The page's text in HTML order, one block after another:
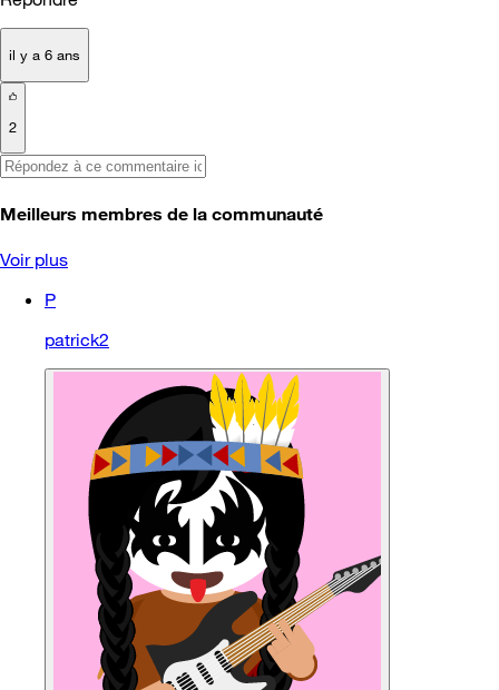
il y a 6 ans
2
Meilleurs membres de la communauté
Voir plus
P
patrick2